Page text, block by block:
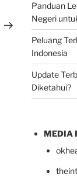
Panduan
Negeri
Peluang
Indonesia
Update
Diketahui?
MEDIA